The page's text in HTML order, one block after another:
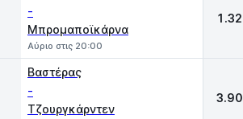
-
Μπρομαποϊκάρνα
Αύριο στις 20:00
1.32
Βαστέρας
-
Τζουργκάρντεν
3.90